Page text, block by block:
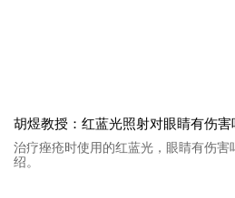
胡煜教授：红蓝光照射对眼睛有伤害
治疗痤疮时使用的红蓝光，眼睛有伤害
绍。